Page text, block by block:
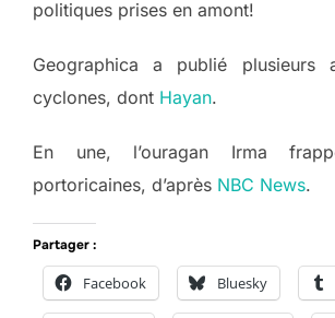
politiques prises en amont!
Geographica a publié plusieurs
cyclones, dont Hayan.
En une, l’ouragan Irma
portoricaines, d’après NBC News.
Partager :
Facebook Bluesky